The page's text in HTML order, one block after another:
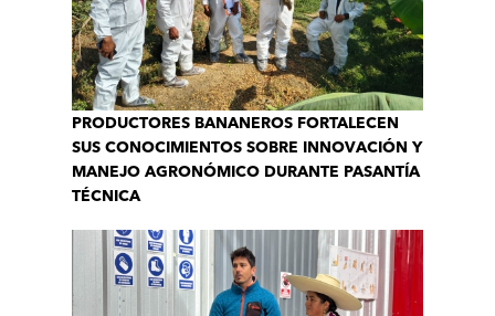
PRODUCTORES BANANEROS FORTALECEN
SUS CONOCIMIENTOS SOBRE INNOVACIÓN Y
MANEJO AGRONÓMICO DURANTE PASANTÍA
TÉCNICA